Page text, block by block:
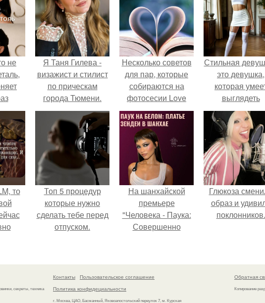
не
Я Таня Гилева -
визажист и стилист
по прическам
города Тюмени.
Несколько советов
для пар, которые
собираются на
фотосесии Love
Story:
Стильная
это девушка,
которая
выглядеть
элегантно в
ситуации.
то
в
Топ 5 процедур
которые нужно
сделать тебе перед
отпуском.
На шанхайской
премьере
"Человека - Паука:
Совершенно
просто очередной
наряд, а настоящий
артефакт высокой
моды.
Глюкоза
образ и
поклонников.
секреты, техника
Контакты
Пользовательское соглашение
Политика конфидециальности
г. Москва, ЦАО, Басманный, Яковоапостольский переулок 7, м. Курская
Обратная
Копирование